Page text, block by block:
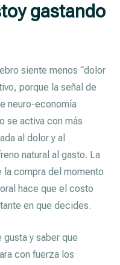
gastando
siente menos “dolor
porque la señal de
neuro-economía
se activa con más
al dolor y al
natural al gasto. La
compra del momento
hace que el costo
en que decides.
y saber que
con fuerza los